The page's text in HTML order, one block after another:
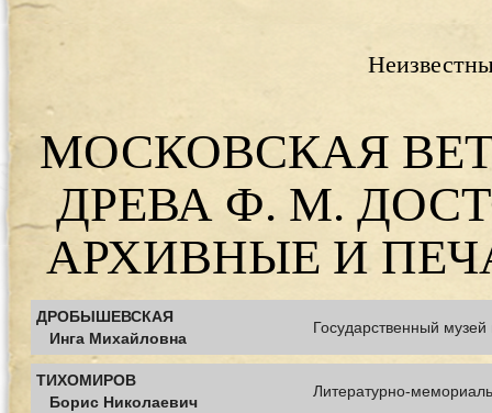
МОСКОВСКАЯ
ДРЕВА Ф. М.
АРХИВНЫЕ И
ДРОБЫШЕВСКАЯ
Инга Михайловна
Государственный
ТИХОМИРОВ
Борис Николаевич
Литературно-